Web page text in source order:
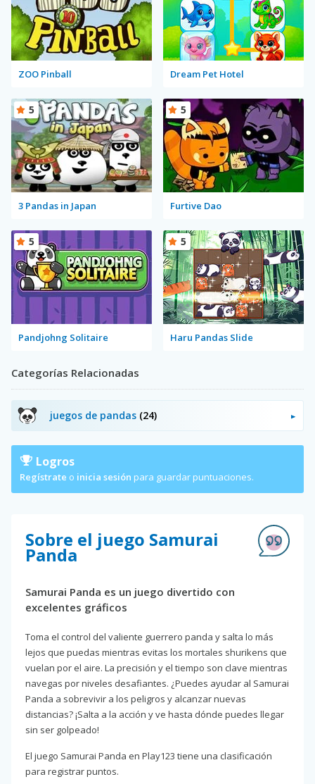
ZOO Pinball Dream Pet Hotel
3 Pandas in Japan
5
Furtive Dao
5
Pandjohng Solitaire
5
Haru Pandas Slide
5
Categorías Relacionadas
juegos de pandas (24)
Logros
Regístrate o inicia sesión para guardar puntuaciones.
Sobre el juego Samurai
Panda
Samurai Panda es un juego divertido con
excelentes gráficos
Toma el control del valiente guerrero panda y salta lo más
lejos que puedas mientras evitas los mortales shurikens que
vuelan por el aire. La precisión y el tiempo son clave mientras
navegas por niveles desafiantes. ¿Puedes ayudar al Samurai
Panda a sobrevivir a los peligros y alcanzar nuevas
distancias? ¡Salta a la acción y ve hasta dónde puedes llegar
sin ser golpeado!
El juego Samurai Panda en Play123 tiene una clasificación
para registrar puntos.